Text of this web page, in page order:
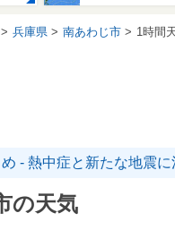
兵庫県 南あわじ市 1時間
- 熱中症と新たな地震に
の天気